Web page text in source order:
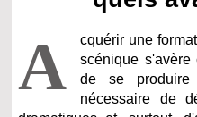
A
cquérir une
scénique s'avère
de se
nécessaire de